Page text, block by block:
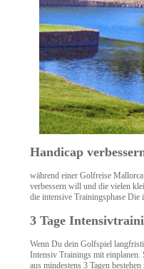
Handicap
während einer Golfreise
verbessern will und die vielen
die intensive Trainingsphase
3 Tage
Wenn Du dein Golfspiel
Intensiv Trainings mit einplanen.
aus mindestens 3 Tagen